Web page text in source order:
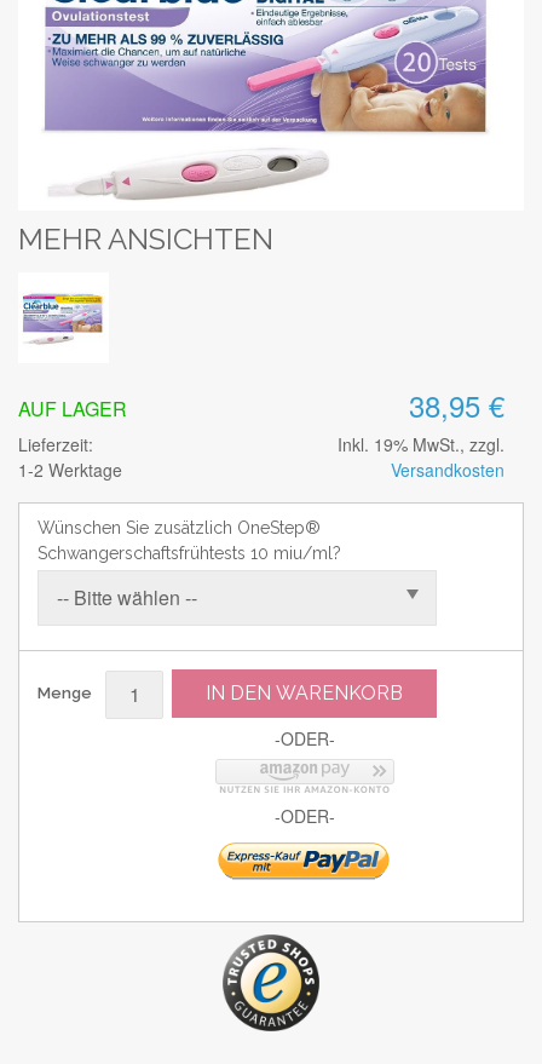
MEHR ANSICHTEN
38,95 €
Inkl. 19% MwSt., zzgl.
Versandkosten
AUF LAGER
Lieferzeit:
1-2 Werktage
Wünschen Sie zusätzlich OneStep®
Schwangerschaftsfrühtests 10 miu/ml?
Menge IN DEN WARENKORB
-ODER-
-ODER-